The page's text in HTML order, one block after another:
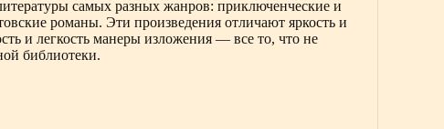
самых разных жанров: приключенческие и
романы. Эти произведения отличают яркость и
и легкость манеры изложения — все то, что не
библиотеки.